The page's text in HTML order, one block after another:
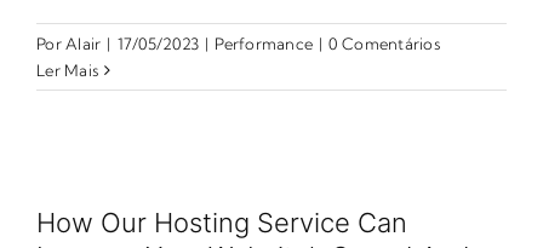
Por Alair | 17/05/2023 | Performance | 0 Comentários
Ler Mais
How Our Hosting Service Can